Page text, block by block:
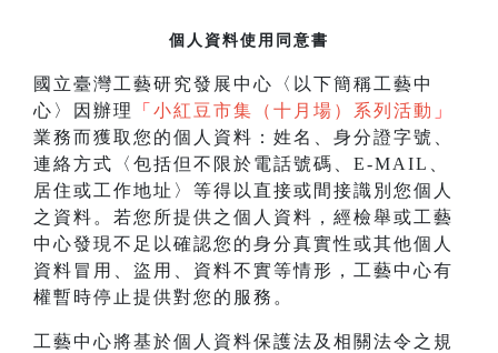
個人資料使用同意書
國立臺灣工藝研究發展中心〈以下簡稱工藝中
心〉因辦理
「 小紅豆市集（十月場）系列活動 」
業務而獲取您的個人資料：姓名、身分證字號、
連絡方式〈包括但不限於電話號碼、E-MAIL、
居住或工作地址〉等得以直接或間接識別您個人
之資料。若您所提供之個人資料，經檢舉或工藝
中心發現不足以確認您的身分真實性或其他個人
資料冒用、盜用、資料不實等情形，工藝中心有
權暫時停止提供對您的服務。
工藝中心將基於個人資料保護法及相關法令之規